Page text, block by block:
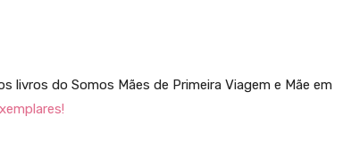
livros do Somos Mães de Primeira Viagem e Mãe em